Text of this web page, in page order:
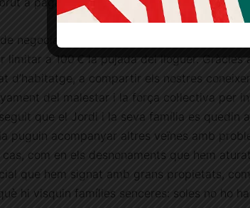
negociació amb la propietat va donar els
limitar a 100 € la pujada del lloguer. Gràcies
d’habitatge, a compartir els nostres
del malestar i la força col·lectiva per
que el Jordi i la seva família es quedin
puguin acompanyar altres veïnes amb
com en els desnonaments que hem
que hem signat amb grans propietats,
hi visquin famílies senceres: soles no ho